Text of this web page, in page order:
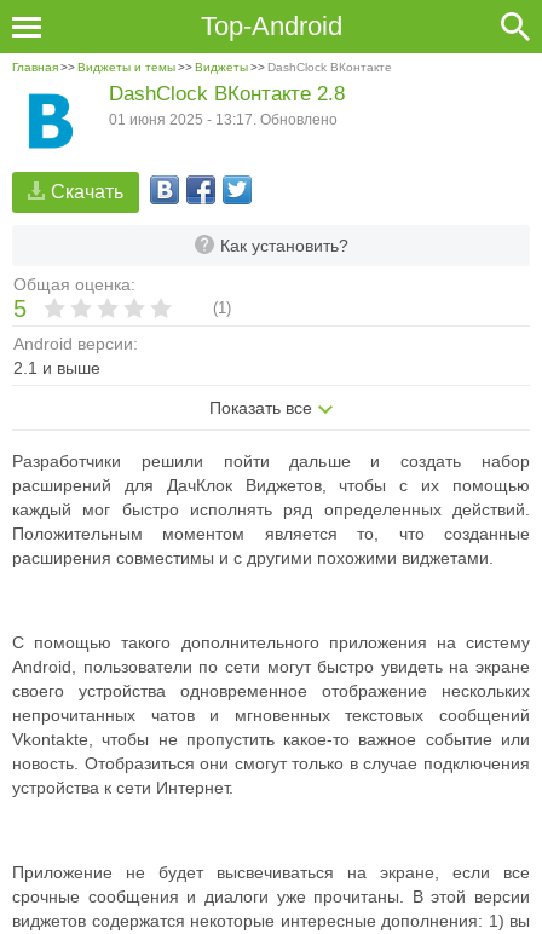
Top-Android
Главная>>Виджеты и темы>>Виджеты>> DashClock ВКонтакте
Скачать
Как установить?
Общая оценка:
5 (1)
Android версии:
2.1 и выше
Показать все
DashClock ВКонтакте 2.8
01 июня 2025 - 13:17. Обновлено
Разработчики решили пойти дальше и создать набор
расширений для ДачКлок Виджетов, чтобы с их помощью
каждый мог быстро исполнять ряд определенных действий.
Положительным моментом является то, что созданные
расширения совместимы и с другими похожими виджетами.
С помощью такого дополнительного приложения на систему
Android, пользователи по сети могут быстро увидеть на экране
своего устройства одновременное отображение нескольких
непрочитанных чатов и мгновенных текстовых сообщений
Vkontakte, чтобы не пропустить какое-то важное событие или
новость. Отобразиться они смогут только в случае подключения
устройства к сети Интернет.
Приложение не будет высвечиваться на экране, если все
срочные сообщения и диалоги уже прочитаны. В этой версии
виджетов содержатся некоторые интересные дополнения: 1) вы